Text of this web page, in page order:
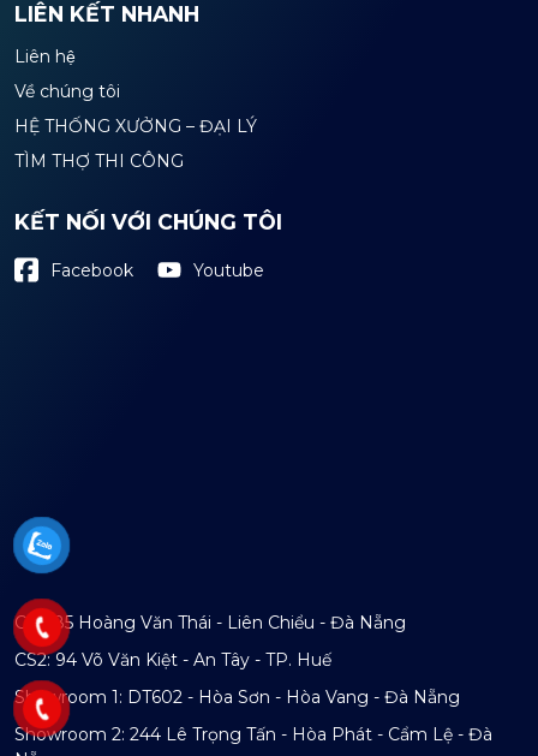
LIÊN KẾT NHANH
Liên hệ
Về chúng tôi
HỆ THỐNG XƯỞNG – ĐẠI LÝ
TÌM THỢ THI CÔNG
KẾT NỐI VỚI CHÚNG TÔI
Facebook Youtube
CS1: 85 Hoàng Văn Thái - Liên Chiểu - Đà Nẵng
CS2: 94 Võ Văn Kiệt - An Tây - TP. Huế
Showroom 1: DT602 - Hòa Sơn - Hòa Vang - Đà Nẵng
Showroom 2: 244 Lê Trọng Tấn - Hòa Phát - Cẩm Lệ - Đà